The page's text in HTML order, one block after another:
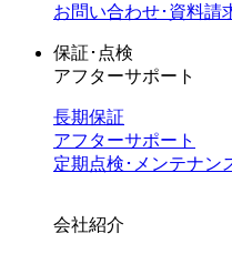
お問い合わせ･資料請
保証･点検
アフターサポート
長期保証
アフターサポート
定期点検･メンテナン
会社紹介